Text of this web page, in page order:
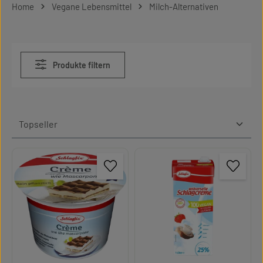
Home Vegane Lebensmittel Milch-Alternativen
Produkte filtern